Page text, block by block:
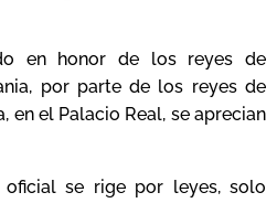
en honor de los reyes de
por parte de los reyes de
en el Palacio Real, se aprecian
se rige por leyes, solo